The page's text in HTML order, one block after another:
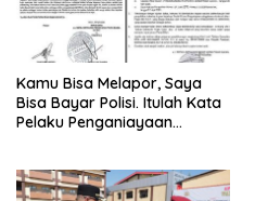
Kamu Bisa Melapor, Saya
Bisa Bayar Polisi. Itulah Kata
Pelaku Penganiayaan
Ini Belum Di Tangkap